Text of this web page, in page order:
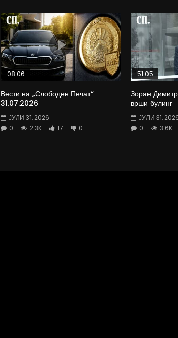
08:06
Вести на „Слободен Печат“
31.07.2026
ЈУЛИ 31, 2026
0
2.3K 17 0
51:05
Зоран
врши булинг
ЈУЛИ 31,
0
3.6K